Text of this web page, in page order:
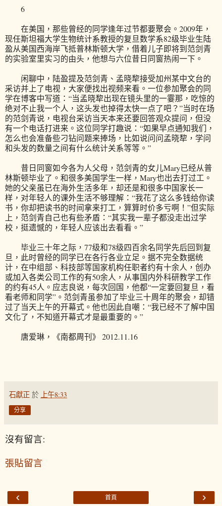
6
在美国，那些曾经的同学逢年过节都要聚会。2009年，
现任斯坦福大学生物统计系教授的复旦数学系82级毕业生陆
盈从美国西海岸飞抵普林斯顿大学，借着儿子即将到范剑青
的实验室里实习的由头，他想与六位昔日同窗热闹一下。
闲聊中，陆盈提及范剑青、孟晓犂接受加州某中文台的
采访并上了电视，大家便找出视频来看。一位参加聚会的同
学在博客中写道：“当孟晓犂出现在镜头里的一霎那，吃惊的
绝对不止我一个人，这头发也掉得太快一点了吧？”当时在场
的范剑青说，电视台采访当天本来还要回答观众提问，但没
有一个电话打进来。这位同学打趣说：“如果早点通知我们，
怎么也会准备些刁钻问题来捧场，比如说问问孟晓犂，学问
和头发的数量之间有什么统计关系等等。”
昔日同窗如今各为人父母，范剑青的女儿Mary已经从普
林斯顿毕业了。和很多美国学生一样，Mary也出去打过工。
她的父亲虽已在海外生活多年，却还是和很多中国家长一
样，对年轻人的课外生活不够理解：“我花了这么多钱给你读
书，你却把读书的时间拿来打工，算算时价多亏啊！”但实际
上，范剑青自己也有些矛盾：“其实我一辈子都没走出过学
校，挺遗憾的，年轻人应该出去看看。”
毕业三十年之际，77级和78级四百余名同学先后回到复
旦，此时曾经的同学已在各行各业立足。据不完全数据统
计，在中组部、科技部等国家机构任职者约有十余人，创办
或加入各类公司工作的有50余人，从事国内外科研教学工作
的约有45人。应志良说，每次回国，他都“一定要回复旦，看
看老师和同学”。范剑青虽参加了毕业三十周年的聚会，却错
过了当天上午的开幕式。他也因此自嘲：“我已经不了解中国
文化了，不知道开幕式才是最重要的。”
唐爱琳，《南都周刊》 2012.11.16
石獻正 於 上午8:33
分享
沒有留言:
張貼留言
‹ ›
首頁